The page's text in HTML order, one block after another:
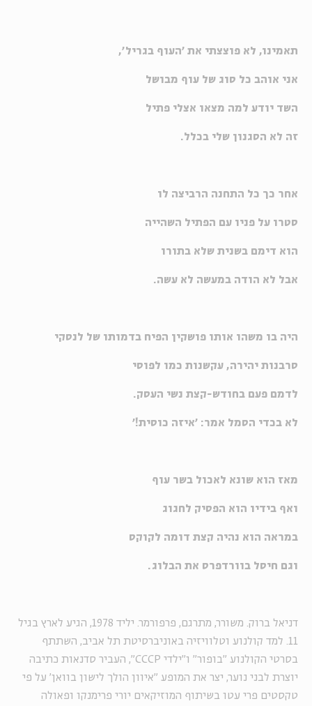
תאמינו, לא פוצצתי את 'העוף בגריל',
אני אוהב כל סוג של עוף מבושל
השד יודע למה מצאו אצלי פתיל
זה לא הסגנון שלי בכלל.
אחר כך כל התחנה הרביצה לו
סטרו על פניו עם הפתיל השהייה
הוא דימם בשנית שלא בתורו
אבל לא הודה במעשה לא עשה.
היה בו משהו אותו פושקין הפיח בדמותו של לנסקי
סרבנות יהירה, עקשנות כמו לפוסי
לדמם פעם בחודש-קצת נשי העסק.
לא בכדי הסמל אמר: 'איזה כוסית!'
מאז הוא שונא לאכול בשר עוף
ואף בידיו הוא הפסיק לחגוג
במראה הוא נהיה קצת דומה לקוקס
וגם חיסל בוורדפרס את הבלוג.
דניאל ברוק. משורר, מתרגם, פרפורמר. יליד 1978, הגיע לארץ בגיל
11. למד קולנוע וטלוויזיה באוניברסיטת תל אביב, השתתף
בסרטי הקולנוע "בופור" ו"ילדי CCCP", העביר סדנאות כתיבה
יוצרת לבני נוער, יצר את המופע "איוון הולך לישון בוואן' על פי
טקסטים פרי עטו בשיתוף המוזיקאים יורי פרימנקו ופאולה